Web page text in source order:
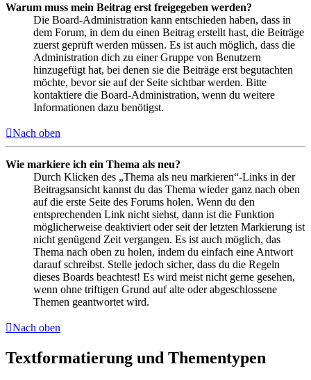
Warum muss mein Beitrag erst freigegeben werden?
Die Board-Administration kann entschieden haben, dass in
dem Forum, in dem du einen Beitrag erstellt hast, die Beiträge
zuerst geprüft werden müssen. Es ist auch möglich, dass die
Administration dich zu einer Gruppe von Benutzern
hinzugefügt hat, bei denen sie die Beiträge erst begutachten
möchte, bevor sie auf der Seite sichtbar werden. Bitte
kontaktiere die Board-Administration, wenn du weitere
Informationen dazu benötigst.
Nach oben
Wie markiere ich ein Thema als neu?
Durch Klicken des „Thema als neu markieren“-Links in der
Beitragsansicht kannst du das Thema wieder ganz nach oben
auf die erste Seite des Forums holen. Wenn du den
entsprechenden Link nicht siehst, dann ist die Funktion
möglicherweise deaktiviert oder seit der letzten Markierung ist
nicht genügend Zeit vergangen. Es ist auch möglich, das
Thema nach oben zu holen, indem du einfach eine Antwort
darauf schreibst. Stelle jedoch sicher, dass du die Regeln
dieses Boards beachtest! Es wird meist nicht gerne gesehen,
wenn ohne triftigen Grund auf alte oder abgeschlossene
Themen geantwortet wird.
Nach oben
Textformatierung und Thementypen